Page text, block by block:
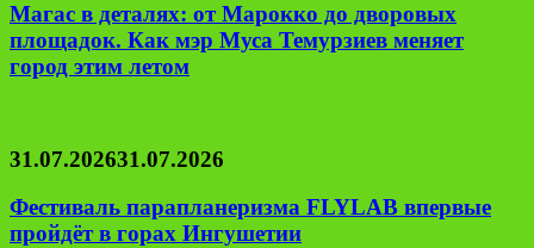
Магас в деталях: от Марокко до дворовых
площадок. Как мэр Муса Темурзиев меняет
город этим летом
31.07.202631.07.2026
Фестиваль парапланеризма FLYLAB впервые
пройдёт в горах Ингушетии